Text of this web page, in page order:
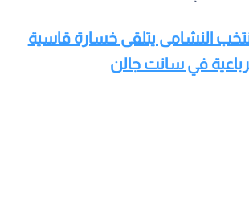
النشامى يتلقى خسارة قاسية
في سانت جالن